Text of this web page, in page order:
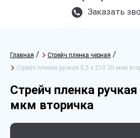
Заказать
Главная / Стрейч пленка черная /
Стрейч пленка ручкая 0,5 х 210 20 мкм
Стрейч пленка
мкм вторичка